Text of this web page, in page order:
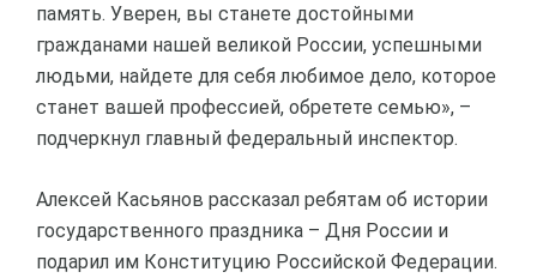
память. Уверен, вы станете достойными
гражданами нашей великой России, успешными
людьми, найдете для себя любимое дело, которое
станет вашей профессией, обретете семью», –
подчеркнул главный федеральный инспектор.
Алексей Касьянов рассказал ребятам об истории
государственного праздника – Дня России и
подарил им Конституцию Российской Федерации.